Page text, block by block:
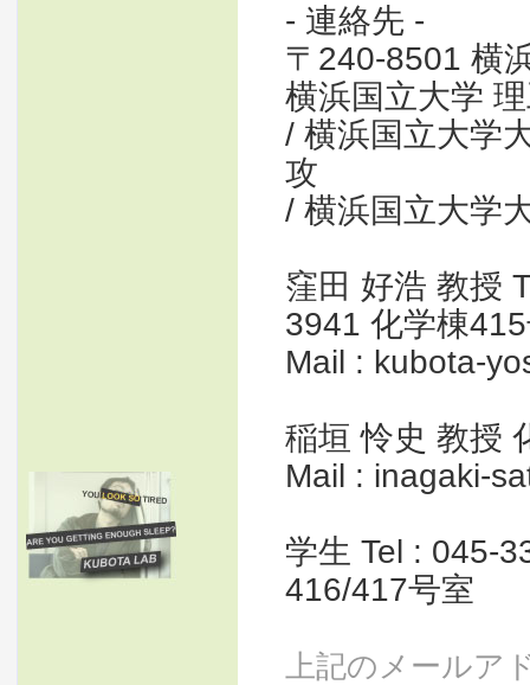
- 連絡先 -
〒240-8501 横
横浜国立大学
/ 横浜国立大学
攻
/ 横浜国立大学
窪田 好浩 教授
3941 化学棟
Mail : kubota-
稲垣 怜史 教授
Mail : inagaki-
学生 Tel : 045-
416/417号室
上記のメールア